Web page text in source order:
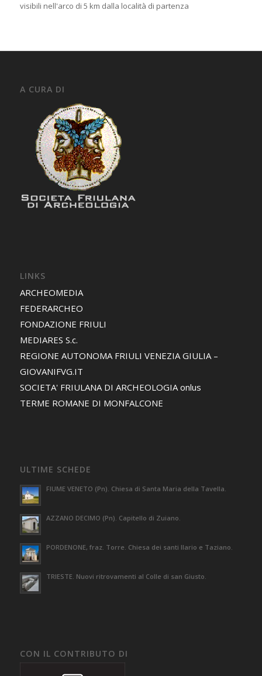
visibili nell'arco di 5 km dalla località di partenza
A CURA DI
LINKS
ARCHEOMEDIA
FEDERARCHEO
FONDAZIONE FRIULI
MEDIARES S.c.
REGIONE AUTONOMA FRIULI VENEZIA GIULIA –
GIOVANIFVG.IT
SOCIETA' FRIULANA DI ARCHEOLOGIA onlus
TERME ROMANE DI MONFALCONE
ULTIME SCHEDE
FIUME VENETO (Pn). Chiesa di Santa Maria della Tavella.
AZZANO DECIMO (Pn). Capitello di Zuiano.
PORDENONE, fraz. Torre. Chiesa dei santi Ilario e Taziano.
TRIESTE. Nuovi ritrovamenti al Colle di san Giusto.
CON IL CONTRIBUTO DI